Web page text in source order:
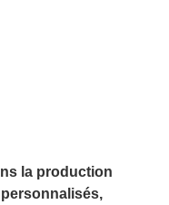
la production